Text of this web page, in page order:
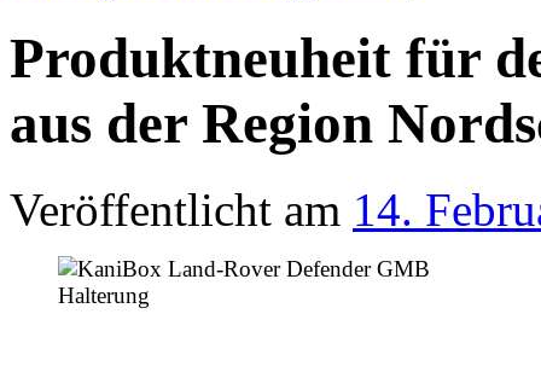
Produktneuheit für
aus der Region
Veröffentlicht am 14.